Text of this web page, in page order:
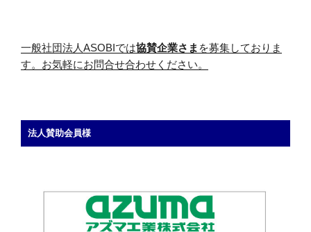
一般社団法人ASOBIでは協賛企業さま を募集しておりま
す。お気軽にお問合せ合わせください。
法人賛助会員様